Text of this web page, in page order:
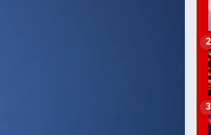
2
3